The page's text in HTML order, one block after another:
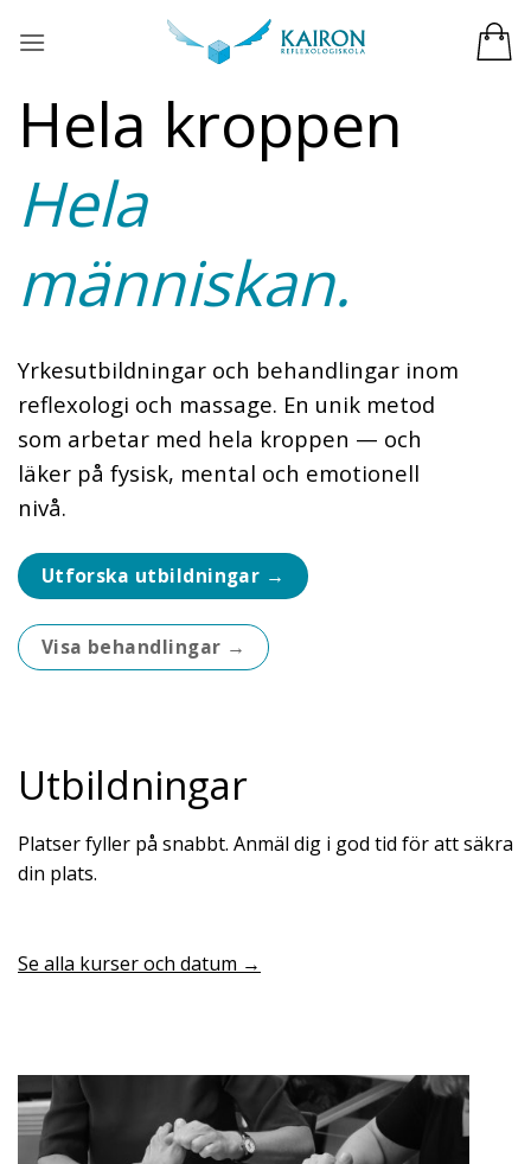
Hela kroppen
Hela
människan.
Yrkesutbildningar och behandlingar inom
reflexologi och massage. En unik metod
som arbetar med hela kroppen — och
läker på fysisk, mental och emotionell
nivå.
Utforska utbildningar →
Visa behandlingar →
Utbildningar
Platser fyller på snabbt. Anmäl dig i god tid för att säkra
din plats.
Se alla kurser och datum →